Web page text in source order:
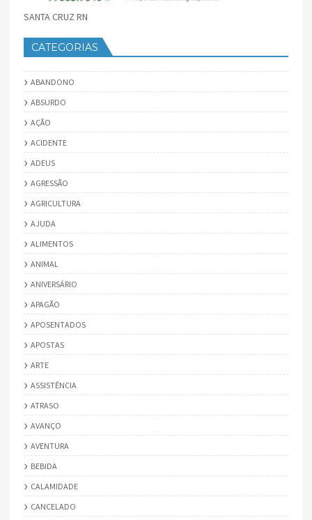
SANTA CRUZ RN
CATEGORIAS
ABANDONO
ABSURDO
AÇÃO
ACIDENTE
ADEUS
AGRESSÃO
AGRICULTURA
AJUDA
ALIMENTOS
ANIMAL
ANIVERSÁRIO
APAGÃO
APOSENTADOS
APOSTAS
ARTE
ASSISTÊNCIA
ATRASO
AVANÇO
AVENTURA
BEBIDA
CALAMIDADE
CANCELADO